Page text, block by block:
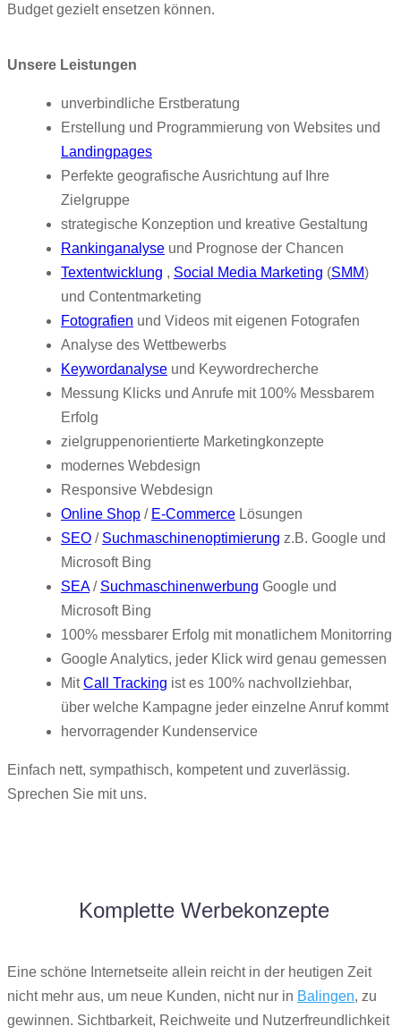
Budget gezielt ensetzen können.
Unsere Leistungen
unverbindliche Erstberatung
Erstellung und Programmierung von Websites und
Landingpages
Perfekte geografische Ausrichtung auf Ihre
Zielgruppe
strategische Konzeption und kreative Gestaltung
Rankinganalyse und Prognose der Chancen
Textentwicklung , Social Media Marketing (SMM)
und Contentmarketing
Fotografien und Videos mit eigenen Fotografen
Analyse des Wettbewerbs
Keywordanalyse und Keywordrecherche
Messung Klicks und Anrufe mit 100% Messbarem
Erfolg
zielgruppenorientierte Marketingkonzepte
modernes Webdesign
Responsive Webdesign
Online Shop / E-Commerce Lösungen
SEO / Suchmaschinenoptimierung z.B. Google und
Microsoft Bing
SEA/ Suchmaschinenwerbung Google und
Microsoft Bing
100% messbarer Erfolg mit monatlichem Monitorring
Google Analytics, jeder Klick wird genau gemessen
MitCall Tracking ist es 100% nachvollziehbar,
über welche Kampagne jeder einzelne Anruf kommt
hervorragender Kundenservice
Einfach nett, sympathisch, kompetent und zuverlässig.
Sprechen Sie mit uns.
Komplette Werbekonzepte
Eine schöne Internetseite allein reicht in der heutigen Zeit
nicht mehr aus, um neue Kunden, nicht nur in Balingen, zu
gewinnen. Sichtbarkeit, Reichweite und Nutzerfreundlichkeit